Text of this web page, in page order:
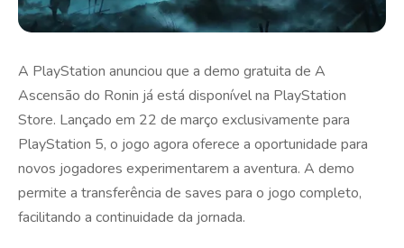
A PlayStation anunciou que a demo gratuita de A
Ascensão do Ronin já está disponível na PlayStation
Store. Lançado em 22 de março exclusivamente para
PlayStation 5, o jogo agora oferece a oportunidade para
novos jogadores experimentarem a aventura. A demo
permite a transferência de saves para o jogo completo,
facilitando a continuidade da jornada.